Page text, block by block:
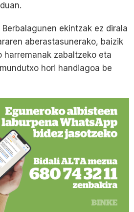
ekintzak ez dirala
aberastasunerako, baizik
harremanak zabaltzeko eta
hori handiagoa be